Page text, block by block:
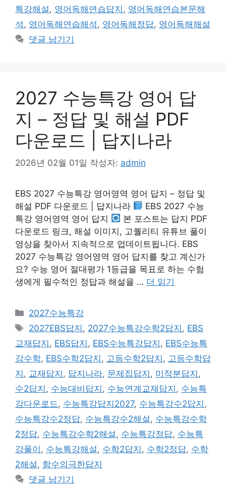
특강해설 , 영어독해연습답지 , 영어독해연습본문해
석, 영어독해연습해석, 영어독해정답, 영어독해해설
댓글 남기기
2027 수능특강 영어 답
지 – 정답 및 해설 PDF
다운로드 | 답지나라
2026년 02월 01일 작성자: admin
EBS 2027 수능특강 영어영역 영어 답지 – 정답 및
해설 PDF 다운로드 | 답지나라
EBS 2027 수능
특강 영어영역 영어 답지
본 포스트는 답지 PDF
다운로드 링크, 해설 이미지, 고퀄리티 유튜브 풀이
영상을 찾아서 지속적으로 업데이트됩니다. EBS
2027 수능특강 영어영역 영어 답지를 찾고 계신가
요? 수능 영어 절대평가 1등급을 목표로 하는 수험
생에게 필수적인 정답과 해설을 … 더 읽기
카
테
리
2027수능특강
태
그
2027EBS답지 , 2027수능특강수학2답지 , EBS
교재답지 , EBS답지 , EBS수능특강답지 , EBS수능특
강수학, EBS수학2답지 , 고등수학2답지 , 고등수학답
지 , 교재답지 , 답지나라, 문제집답지 , 미적분답지 ,
수2답지 , 수능대비답지 , 수능연계교재답지 , 수능특
강다운로드 , 수능특강답지2027, 수능특강수2답지 ,
수능특강수2정답, 수능특강수2해설 , 수능특강수학
2정답, 수능특강수학2해설 , 수능특강정답, 수능특
강풀이 , 수능특강해설 , 수학2답지 , 수학2정답, 수학
2해설 , 함수의극한답지
댓글 남기기